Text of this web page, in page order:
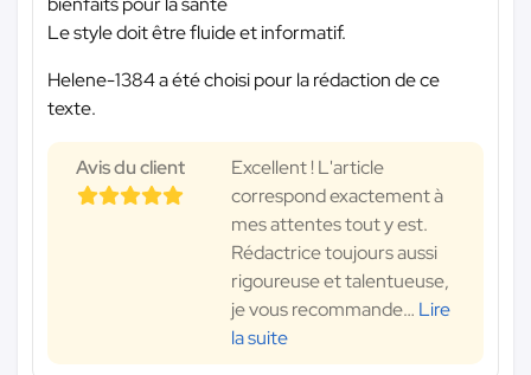
Le style doit être fluide et informatif.
Helene-1384 a été choisi pour la rédaction de ce
texte.
Avis du client
Excellent ! L'article
correspond exactement à
mes attentes tout y est.
Rédactrice toujours aussi
rigoureuse et talentueuse,
je vous recommande… Lire
la suite